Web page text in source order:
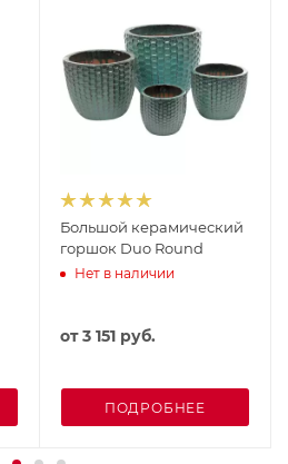
Большой керамический
горшок Duo Round
Нет в наличии
от3 151 руб.
ПОДРОБНЕЕ